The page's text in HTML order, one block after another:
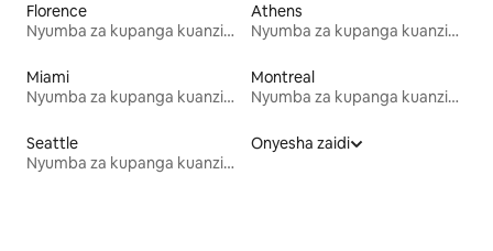
Florence
Nyumba za kupanga kuanzia mwezi mmoja
Athens
Nyumba za kupanga kuanzia mwezi mmoja
Miami
Nyumba za kupanga kuanzia mwezi mmoja
Montreal
Nyumba za kupanga kuanzia mwezi mmoja
Seattle
Nyumba za kupanga kuanzia mwezi mmoja
Onyesha zaidi